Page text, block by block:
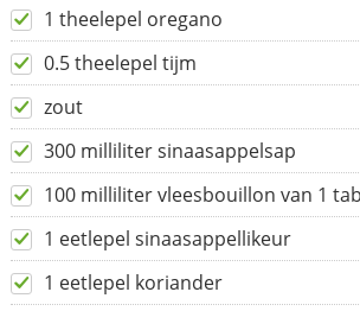
1 theelepel oregano
0.5 theelepel tijm
zout
300 milliliter sinaasappelsap
100 milliliter vleesbouillon van 1
1 eetlepel sinaasappellikeur
1 eetlepel koriander